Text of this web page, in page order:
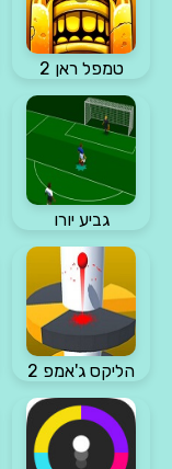
טמפל ראן 2
גביע יורו
הליקס ג'אמפ 2